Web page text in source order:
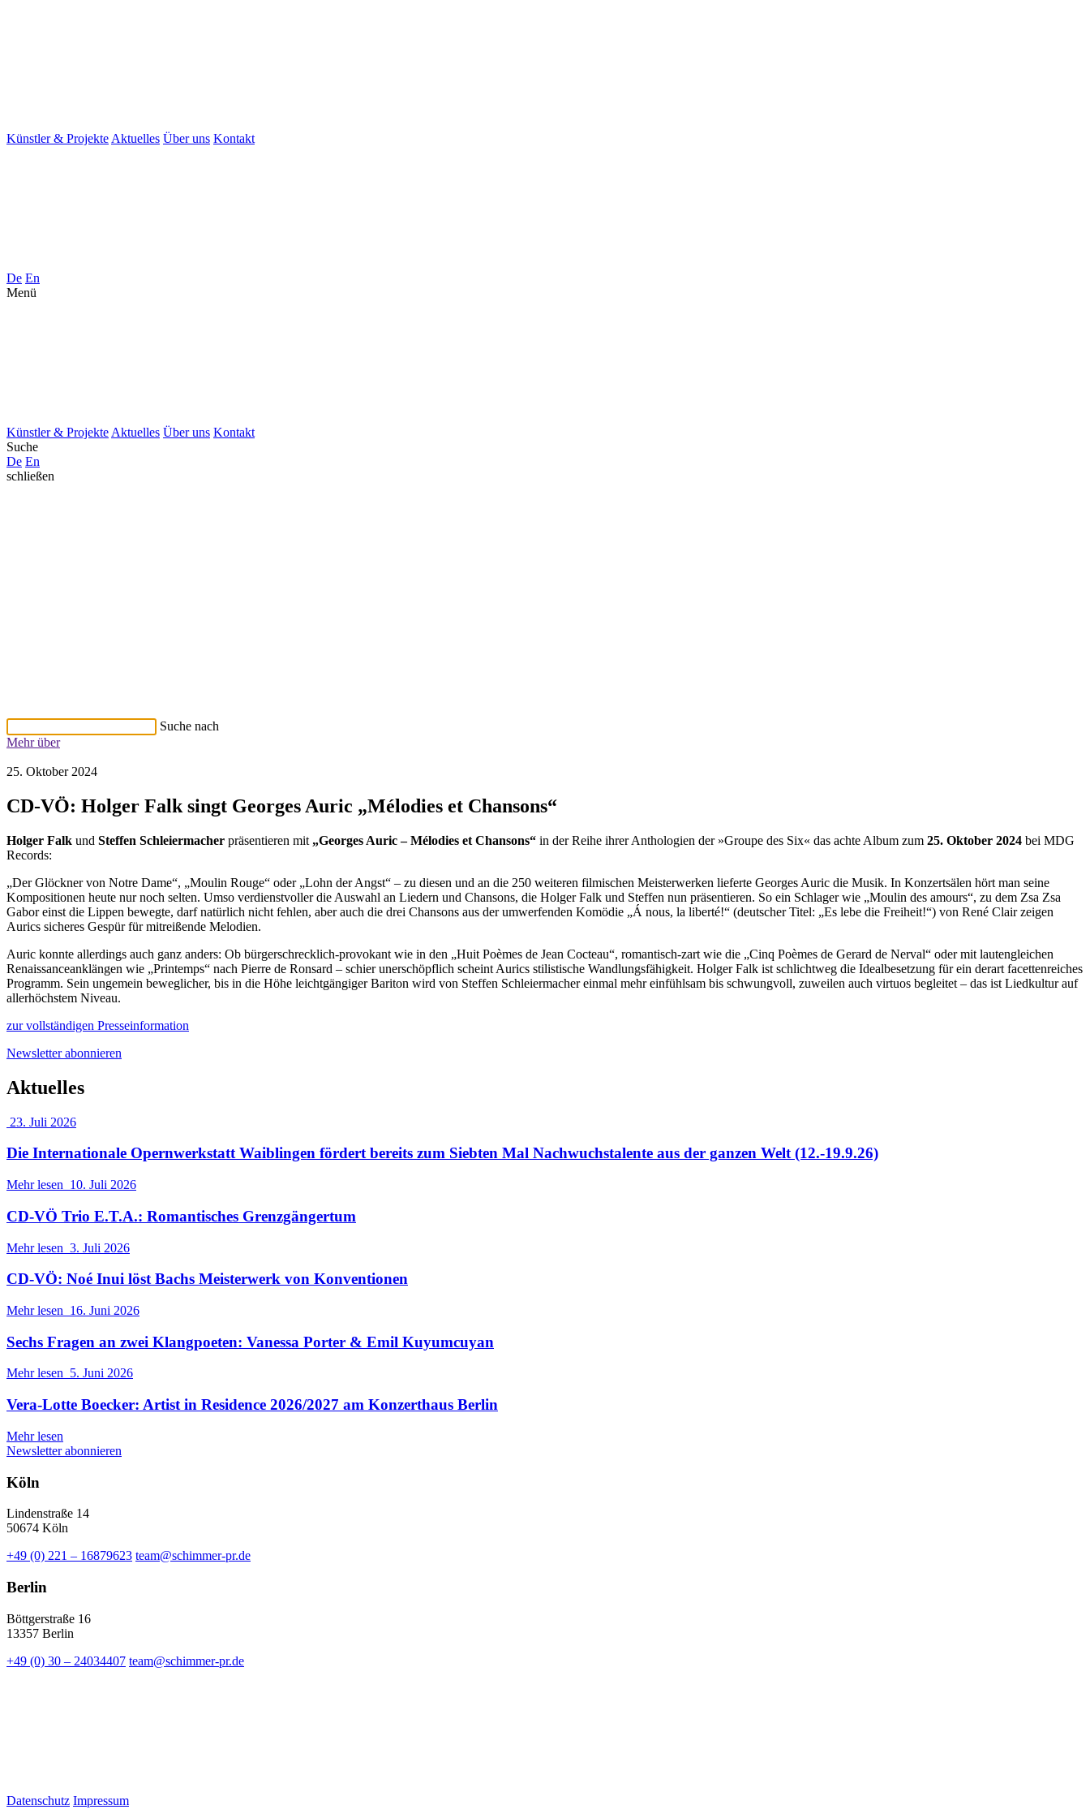
Künstler & Projekte Aktuelles Über uns Kontakt
De En
Menü
Künstler & Projekte Aktuelles Über uns Kontakt
Suche
De En
schließen
Suche nach
Mehr über
25. Oktober 2024
CD-VÖ: Holger Falk singt Georges Auric „Mélodies et Chansons“
Holger Falk und Steffen Schleiermacher präsentieren mit „Georges Auric – Mélodies et Chansons“ in der Reihe ihrer Anthologien der »Groupe des Six« das achte Album zum 25. Oktober 2024 bei MDG
Records:
„Der Glöckner von Notre Dame“, „Moulin Rouge“ oder „Lohn der Angst“ – zu diesen und an die 250 weiteren filmischen Meisterwerken lieferte Georges Auric die Musik. In Konzertsälen hört man seine
Kompositionen heute nur noch selten. Umso verdienstvoller die Auswahl an Liedern und Chansons, die Holger Falk und Steffen nun präsentieren. So ein Schlager wie „Moulin des amours“, zu dem Zsa Zsa
Gabor einst die Lippen bewegte, darf natürlich nicht fehlen, aber auch die drei Chansons aus der umwerfenden Komödie „Á nous, la liberté!“ (deutscher Titel: „Es lebe die Freiheit!“) von René Clair zeigen
Aurics sicheres Gespür für mitreißende Melodien.
Auric konnte allerdings auch ganz anders: Ob bürgerschrecklich-provokant wie in den „Huit Poèmes de Jean Cocteau“, romantisch-zart wie die „Cinq Poèmes de Gerard de Nerval“ oder mit lautengleichen
Renaissanceanklängen wie „Printemps“ nach Pierre de Ronsard – schier unerschöpflich scheint Aurics stilistische Wandlungsfähigkeit. Holger Falk ist schlichtweg die Idealbesetzung für ein derart facettenreiches
Programm. Sein ungemein beweglicher, bis in die Höhe leichtgängiger Bariton wird von Steffen Schleiermacher einmal mehr einfühlsam bis schwungvoll, zuweilen auch virtuos begleitet – das ist Liedkultur auf
allerhöchstem Niveau.
zur vollständigen Presseinformation
Newsletter abonnieren
Aktuelles
23. Juli 2026
Die Internationale Opernwerkstatt Waiblingen fördert bereits zum Siebten Mal Nachwuchstalente aus der ganzen Welt (12.-19.9.26)
Mehr lesen 10. Juli 2026
CD-VÖ Trio E.T.A.: Romantisches Grenzgängertum
Mehr lesen 3. Juli 2026
CD-VÖ: Noé Inui löst Bachs Meisterwerk von Konventionen
Mehr lesen 16. Juni 2026
Sechs Fragen an zwei Klangpoeten: Vanessa Porter & Emil Kuyumcuyan
Mehr lesen 5. Juni 2026
Vera-Lotte Boecker: Artist in Residence 2026/2027 am Konzerthaus Berlin
Mehr lesen
Newsletter abonnieren
Köln
Lindenstraße 14
50674 Köln
+49 (0) 221 – 16879623 team@schimmer-pr.de
Berlin
Böttgerstraße 16
13357 Berlin
+49 (0) 30 – 24034407 team@schimmer-pr.de
Datenschutz Impressum